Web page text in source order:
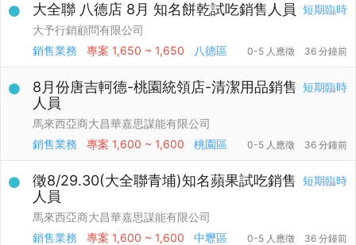
短期臨時
大全聯 八德店 8月 知名餅乾試吃銷售人員
大予行銷顧問有限公司
銷售業務
專案 1,650 ~ 1,650 八德區 0-5 人應徵 36 分鐘前
短期臨時
8月份唐吉軻德-桃園統領店-清潔用品銷售
人員
馬來西亞商大昌華嘉思謀能有限公司
銷售業務
專案 1,600 ~ 1,600 桃園區 0-5 人應徵 36 分鐘前
短期臨時
徵8/29.30(大全聯青埔)知名蘋果試吃銷售
人員
馬來西亞商大昌華嘉思謀能有限公司
銷售業務
專案 1,600 ~ 1,600 中壢區 0-5 人應徵 36 分鐘前